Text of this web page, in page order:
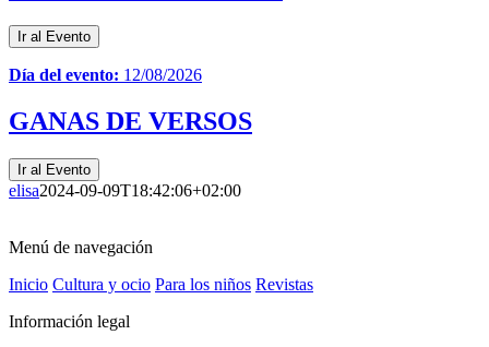
Ir al Evento
Día del evento: 12/08/2026
GANAS DE VERSOS
Ir al Evento
elisa2024-09-09T18:42:06+02:00
Menú de navegación
Inicio Cultura y ocio Para los niños Revistas
Información legal